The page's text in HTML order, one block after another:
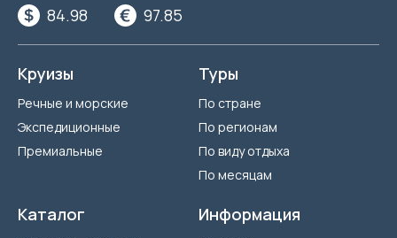
84.98 97.85
Круизы
Речные и морские
Экспедиционные
Премиальные
Туры
По стране
По регионам
По виду отдыха
По месяцам
Каталог Информация